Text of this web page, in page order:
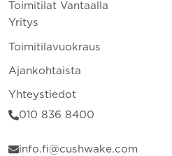
Toimitilat Vantaalla
Yritys
Toimitilavuokraus
Ajankohtaista
Yhteystiedot
010 836 8400
info.fi@cushwake.com